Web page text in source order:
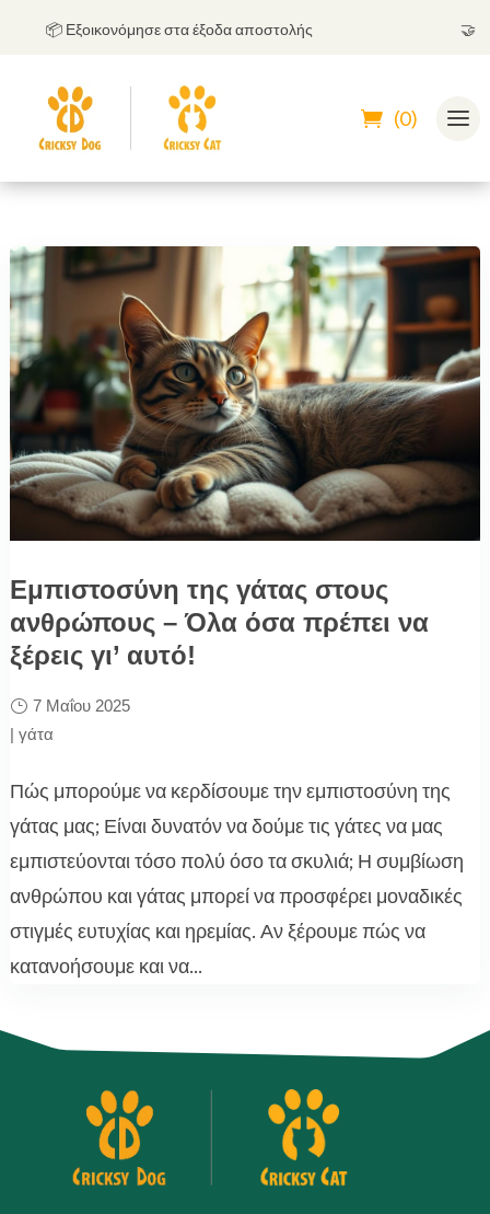
📦 Εξοικονόμησε στα έξοδα αποστολής
(0)
Εμπιστοσύνη της γάτας στους
ανθρώπους – Όλα όσα πρέπει να
ξέρεις γι’ αυτό!
7 Μαΐου 2025
| γάτα
Πώς μπορούμε να κερδίσουμε την εμπιστοσύνη της
γάτας μας; Είναι δυνατόν να δούμε τις γάτες να μας
εμπιστεύονται τόσο πολύ όσο τα σκυλιά; Η συμβίωση
ανθρώπου και γάτας μπορεί να προσφέρει μοναδικές
στιγμές ευτυχίας και ηρεμίας. Αν ξέρουμε πώς να
κατανοήσουμε και να...